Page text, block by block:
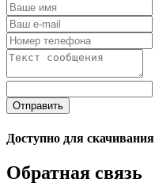
Отправить
Доступно для скачивания
Обратная связь